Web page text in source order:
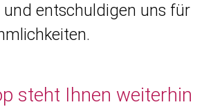
und entschuldigen uns für
steht Ihnen weiterhin